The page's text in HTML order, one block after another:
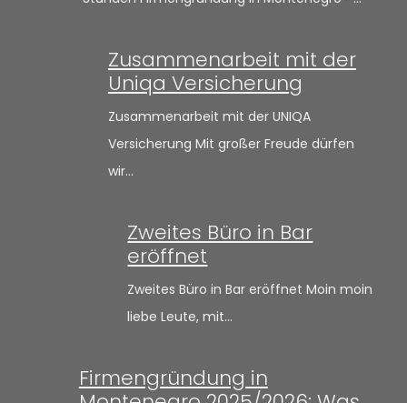
Zusammenarbeit mit der
Uniqa Versicherung
Zusammenarbeit mit der UNIQA
Versicherung Mit großer Freude dürfen
wir…
Zweites Büro in Bar
eröffnet
Zweites Büro in Bar eröffnet Moin moin
liebe Leute, mit…
Firmengründung in